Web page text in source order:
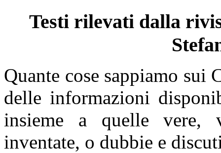
Testi rilevati dalla
Quante cose sappiamo sui
delle informazioni
insieme a quelle vere,
inventate, o dubbie e